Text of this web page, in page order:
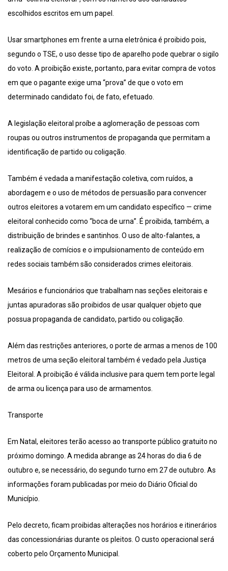
escolhidos escritos em um papel.
Usar smartphones em frente a urna eletrônica é proibido pois,
segundo o TSE, o uso desse tipo de aparelho pode quebrar o sigilo
do voto. A proibição existe, portanto, para evitar compra de votos
em que o pagante exige uma “prova” de que o voto em
determinado candidato foi, de fato, efetuado.
A legislação eleitoral proíbe a aglomeração de pessoas com
roupas ou outros instrumentos de propaganda que permitam a
identificação de partido ou coligação.
Também é vedada a manifestação coletiva, com ruídos, a
abordagem e o uso de métodos de persuasão para convencer
outros eleitores a votarem em um candidato específico — crime
eleitoral conhecido como “boca de urna”. É proibida, também, a
distribuição de brindes e santinhos. O uso de alto-falantes, a
realização de comícios e o impulsionamento de conteúdo em
redes sociais também são considerados crimes eleitorais.
Mesários e funcionários que trabalham nas seções eleitorais e
juntas apuradoras são proibidos de usar qualquer objeto que
possua propaganda de candidato, partido ou coligação.
Além das restrições anteriores, o porte de armas a menos de 100
metros de uma seção eleitoral também é vedado pela Justiça
Eleitoral. A proibição é válida inclusive para quem tem porte legal
de arma ou licença para uso de armamentos.
Transporte
Em Natal, eleitores terão acesso ao transporte público gratuito no
próximo domingo. A medida abrange as 24 horas do dia 6 de
outubro e, se necessário, do segundo turno em 27 de outubro. As
informações foram publicadas por meio do Diário Oficial do
Município.
Pelo decreto, ficam proibidas alterações nos horários e itinerários
das concessionárias durante os pleitos. O custo operacional será
coberto pelo Orçamento Municipal.